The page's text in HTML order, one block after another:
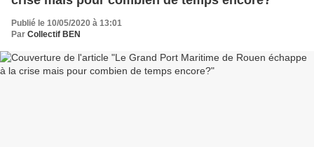
Publié le 10/05/2020 à 13:01
Par Collectif BEN